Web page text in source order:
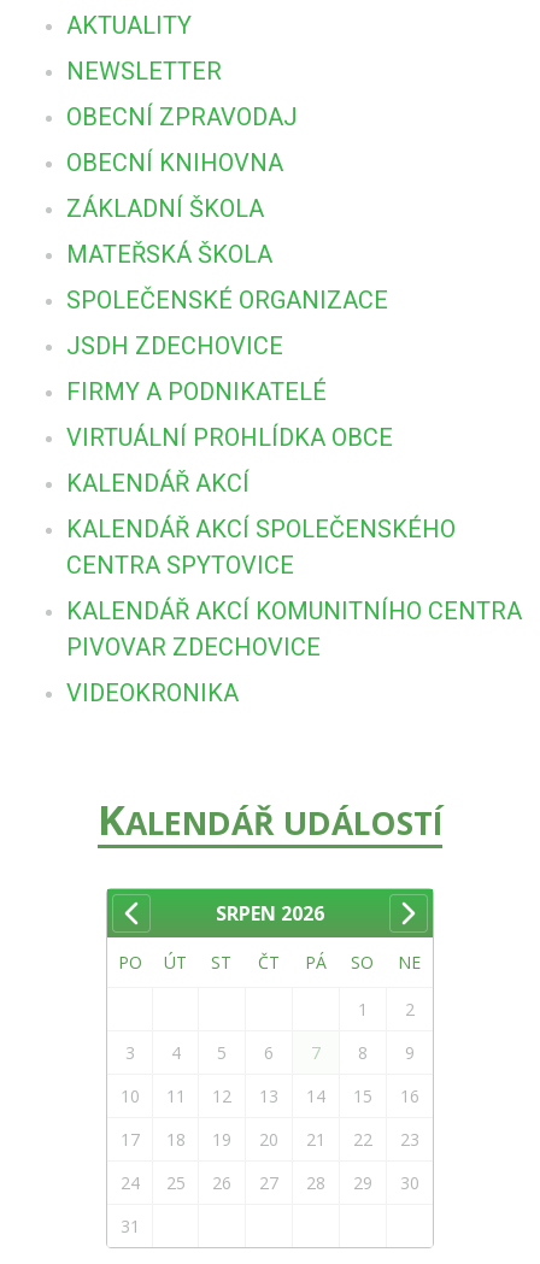
AKTUALITY
NEWSLETTER
OBECNÍ ZPRAVODAJ
OBECNÍ KNIHOVNA
ZÁKLADNÍ ŠKOLA
MATEŘSKÁ ŠKOLA
SPOLEČENSKÉ ORGANIZACE
JSDH ZDECHOVICE
FIRMY A PODNIKATELÉ
VIRTUÁLNÍ PROHLÍDKA OBCE
KALENDÁŘ AKCÍ
KALENDÁŘ AKCÍ SPOLEČENSKÉHO
CENTRA SPYTOVICE
KALENDÁŘ AKCÍ KOMUNITNÍHO CENTRA
PIVOVAR ZDECHOVICE
VIDEOKRONIKA
KALENDÁŘ UDÁLOSTÍ
SRPEN 2026
PO ÚT ST ČT PÁ SO NE
1
2
3
4 5 6 7 8
9
10
11 12 13 14 15
16
17
18 19 20 21 22
23
24
25 26 27 28 29
30
31